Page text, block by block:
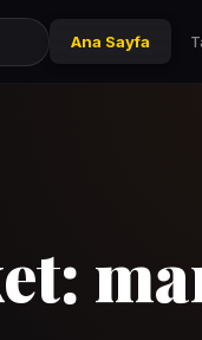
Ana Sayfa